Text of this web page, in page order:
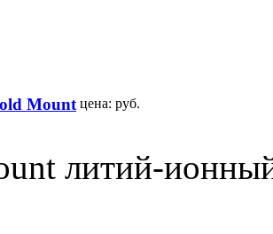
Mount цена: руб.
литий-